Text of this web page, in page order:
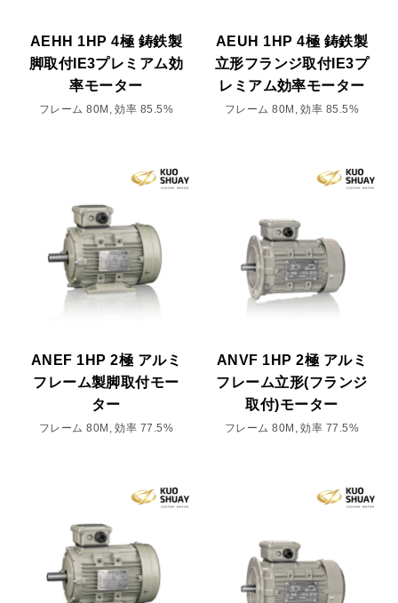
AEHH 1HP 4極 鋳鉄製
脚取付IE3プレミアム効
率モーター
フレーム 80M, 効率 85.5%
AEUH 1HP 4極 鋳鉄製
立形フランジ取付IE3プ
レミアム効率モーター
フレーム 80M, 効率 85.5%
ANEF 1HP 2極 アルミ
フレーム製脚取付モー
ター
フレーム 80M, 効率 77.5%
ANVF 1HP 2極 アルミ
フレーム立形(フランジ
取付)モーター
フレーム 80M, 効率 77.5%